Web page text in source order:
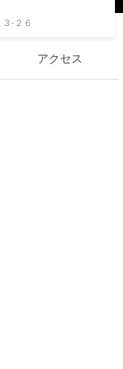
-２６
アクセス